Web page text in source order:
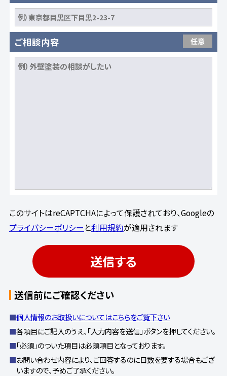
ご相談内容 任意
このサイトはreCAPTCHAによって保護されており、Googleの
プライバシーポリシー と利用規約が適用されます
送信前にご確認ください
個人情報のお取扱いについてはこちらをご覧下さい
各項目にご記入のうえ、「入力内容を送信」ボタンを押してください。
「必須」のついた項目は必須項目となっております。
お問い合わせ内容により、ご回答するのに日数を要する場合もござ
いますので、予めご了承ください。